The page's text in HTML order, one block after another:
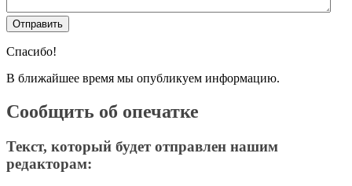
Спасибо!
В ближайшее время мы опубликуем информацию.
Сообщить об опечатке
Текст, который будет отправлен нашим
редакторам: